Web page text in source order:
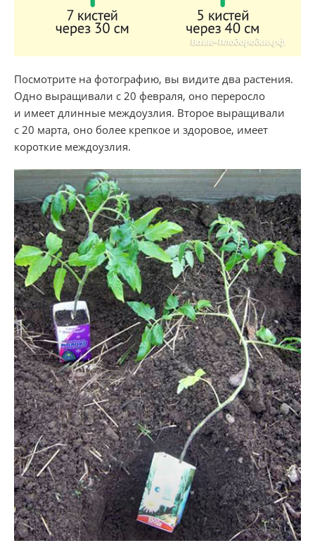
Посмотрите на фотографию, вы видите два растения.
Одно выращивали с 20 февраля, оно переросло
и имеет длинные междоузлия. Второе выращивали
с 20 марта, оно более крепкое и здоровое, имеет
короткие междоузлия.